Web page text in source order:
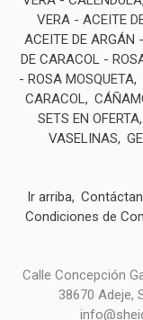
VERA - ACEITE
ACEITE DE ARGÁN
DE CARACOL -
- ROSA MOSQUETA
CARACOL
SETS EN OFERTA
VASELINAS
Ir arriba
Condiciones de
Calle Concepción
38670 Adeje,